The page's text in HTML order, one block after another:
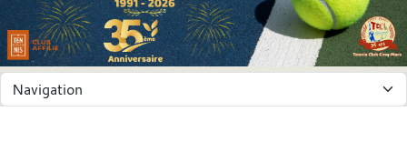
Panneau de gestion des cookies